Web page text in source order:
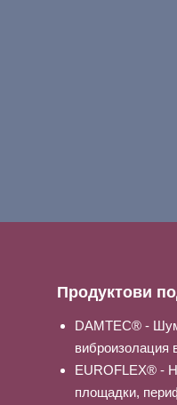
Продуктови
DAMTEC® -
виброизолация
EUROFLEX® -
площадки,